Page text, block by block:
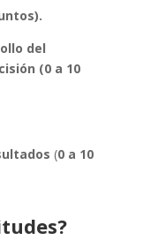
del
(0 a 10
(0 a 10